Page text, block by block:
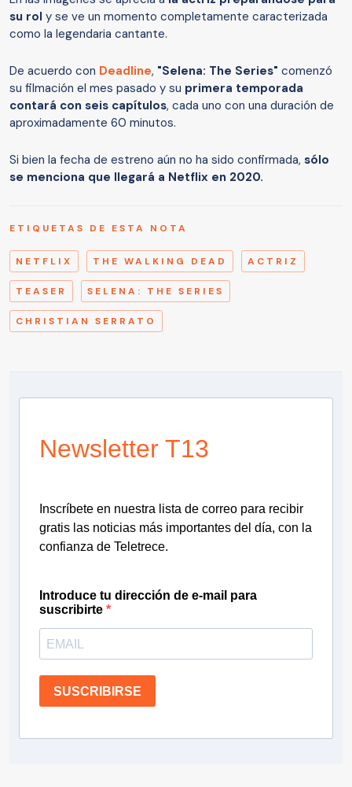
su rol y se ve un momento completamente caracterizada
como la legendaria cantante.
De acuerdo con Deadline, "Selena: The Series" comenzó
su filmación el mes pasado y su primera temporada
contará con seis capítulos, cada uno con una duración de
aproximadamente 60 minutos.
Si bien la fecha de estreno aún no ha sido confirmada, sólo
se menciona que llegará a Netflix en 2020.
ETIQUETAS DE ESTA NOTA
NETFLIX THE WALKING DEAD ACTRIZ
TEASER SELENA: THE SERIES
CHRISTIAN SERRATO
Newsletter T13
Inscríbete en nuestra lista de correo para recibir
gratis las noticias más importantes del día, con la
confianza de Teletrece.
Introduce tu dirección de e-mail para
suscribirte
SUSCRIBIRSE